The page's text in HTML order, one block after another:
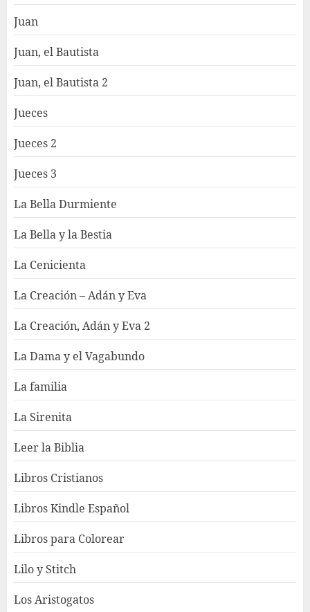
Juan
Juan, el Bautista
Juan, el Bautista 2
Jueces
Jueces 2
Jueces 3
La Bella Durmiente
La Bella y la Bestia
La Cenicienta
La Creación – Adán y Eva
La Creación, Adán y Eva 2
La Dama y el Vagabundo
La familia
La Sirenita
Leer la Biblia
Libros Cristianos
Libros Kindle Español
Libros para Colorear
Lilo y Stitch
Los Aristogatos